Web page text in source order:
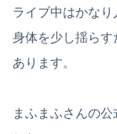
ライブ中はかな
身体を少し揺ら
あります。
まふまふさんの